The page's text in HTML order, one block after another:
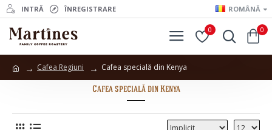
INTRĂ ÎNREGISTRARE ROMÂNĂ
0 0
Cafea Regiuni Cafea specială din Kenya
Cafea specială din Kenya